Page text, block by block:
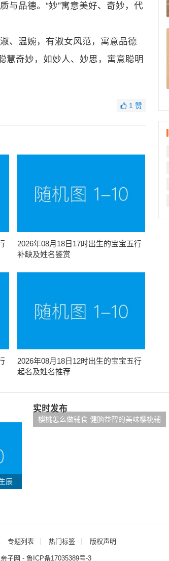
与品德。“妙”寓意美好、奇妙，代
、温婉，有淑女风范，寓意品德
慧奇妙，如妙人、妙思，寓意聪明
1 赞
2026年08月18日17时出生的宝宝五行
补缺及姓名鉴赏
2026年08月18日12时出生的宝宝五行
起名及姓名推荐
辰
实时发布
樱桃怎么做辅食 健脑益智的美味樱桃辅
专题列表 热门标签 版权声明
子网 - 鲁ICP备17035389号-3